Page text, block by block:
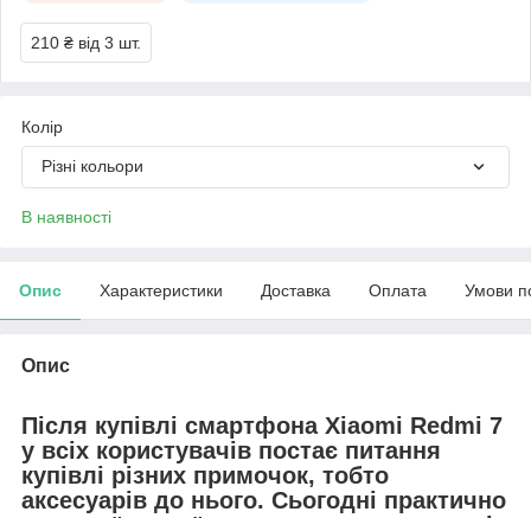
210 ₴ від 3 шт.
Колір
Різні кольори
В наявності
Опис Характеристики Доставка Оплата Умови
Опис
Після купівлі смартфона Xiaomi Redmi 7
у всіх користувачів постає питання
купівлі різних примочок, тобто
аксесуарів до нього. Сьогодні практично